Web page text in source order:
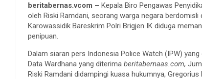
beritabernas.vcom – Kepala Biro Pengawas
oleh Riski Ramdani, seorang warga negara
Karowassidik Bareskrim Polri Brigjen IK diduga
penipuan.
Dalam siaran pers Indonesia Police Watch (IPW)
Data Wardhana yang diterima beritabernaas.com,
Riski Ramdani didampingi kuasa hukumnya,